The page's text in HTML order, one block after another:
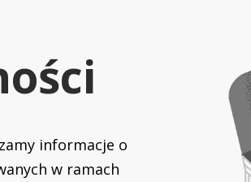
informacje o
w ramach